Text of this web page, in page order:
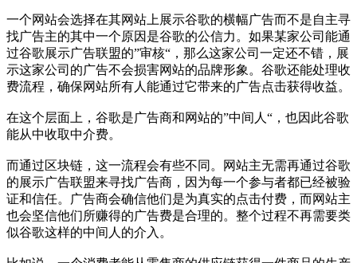
一个网站会选择在其网站上展示谷歌的横幅广告而不是自主寻
找广告主的其中一个原因是谷歌的公信力。如果某家公司能通
过谷歌展示广告联盟的”审核“，那么这家公司一定还不错，展
示这家公司的广告不会损害网站的品牌形象。谷歌还能处理收
费流程，确保网站所有人能通过它带来的广告点击获得收益。
在这个层面上，谷歌是广告商和网站的”中间人“，也因此谷歌
能从中收取中介费。
而通过区块链，这一流程会有些不同。网站主无需再通过谷歌
的展示广告联盟来寻找广告商，因为每一个参与者都已经被验
证和信任。广告商会确信他们是为真实的点击付费，而网站主
也会坚信他们所赚得的广告费是合理的。整个过程不再需要类
似谷歌这样的中间人的介入。